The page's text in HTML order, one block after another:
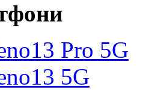
Pro 5G
5G